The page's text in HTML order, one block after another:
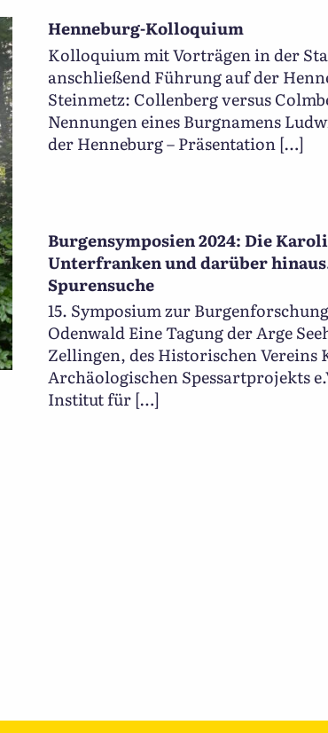
Henneburg-Kolloquium
Kolloquium mit Vorträgen in der
anschließend Führung auf der
Steinmetz: Collenberg versus
Nennungen eines Burgnamens
der Henneburg – Präsentation […]
Burgensymposien 2024: Die
Unterfranken und darüber
Spurensuche
15. Symposium zur
Odenwald Eine Tagung der Arge
Zellingen, des Historischen Vereins
Archäologischen Spessartprojekts
Institut für […]